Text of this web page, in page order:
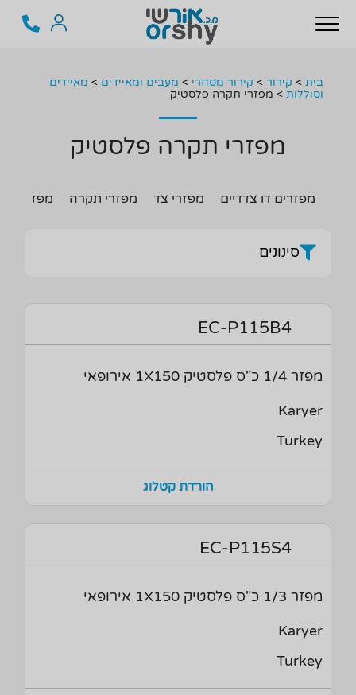
בית > קירור > קירור מסחרי > מעבים ומאיידים > מאיידים
וסוללות > מפזרי תקרה פלסטיק
מפזרי תקרה פלסטיק
מפזרים דו צדדיים מפזרי צד מפזרי תקרה מפזרים
סינונים
EC-P115B4
מפזר 1/4 כ"ס פלסטיק 1X150 אירופאי
Karyer
Turkey
הורדת קטלוג
EC-P115S4
מפזר 1/3 כ"ס פלסטיק 1X150 אירופאי
Karyer
Turkey